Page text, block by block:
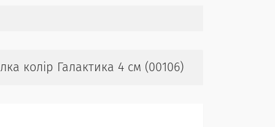
колір Галактика 4 см (00106)